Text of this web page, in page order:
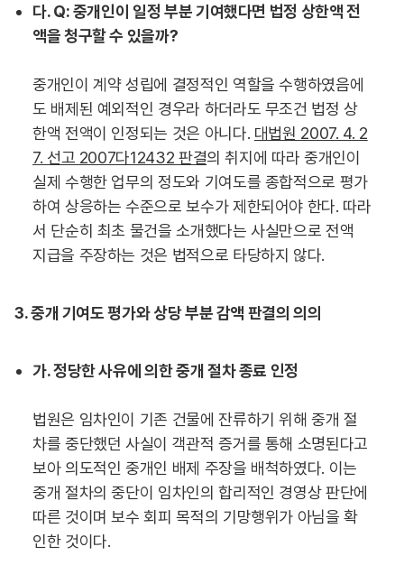
다. Q: 중개인이 일정 부분 기여했다면 법정 상한액 전
액을 청구할 수 있을까?
중개인이 계약 성립에 결정적인 역할을 수행하였음에
도 배제된 예외적인 경우라 하더라도 무조건 법정 상
한액 전액이 인정되는 것은 아니다. 대법원 2007. 4. 2
7. 선고 2007다12432 판결의 취지에 따라 중개인이
실제 수행한 업무의 정도와 기여도를 종합적으로 평가
하여 상응하는 수준으로 보수가 제한되어야 한다. 따라
서 단순히 최초 물건을 소개했다는 사실만으로 전액
지급을 주장하는 것은 법적으로 타당하지 않다.
3. 중개 기여도 평가와 상당 부분 감액 판결의 의의
가. 정당한 사유에 의한 중개 절차 종료 인정
법원은 임차인이 기존 건물에 잔류하기 위해 중개 절
차를 중단했던 사실이 객관적 증거를 통해 소명된다고
보아 의도적인 중개인 배제 주장을 배척하였다. 이는
중개 절차의 중단이 임차인의 합리적인 경영상 판단에
따른 것이며 보수 회피 목적의 기망행위가 아님을 확
인한 것이다.